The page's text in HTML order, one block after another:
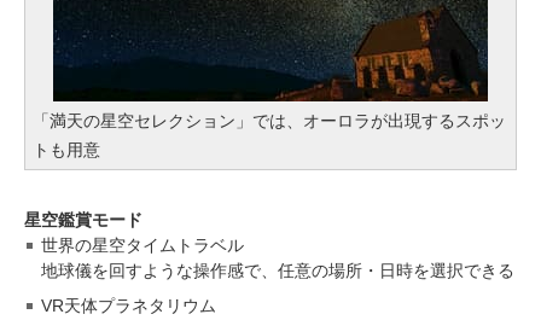
「満天の星空セレクション」では、オーロラが出現するスポッ
トも用意
星空鑑賞モード
世界の星空タイムトラベル
地球儀を回すような操作感で、任意の場所・日時を選択できる
VR天体プラネタリウム